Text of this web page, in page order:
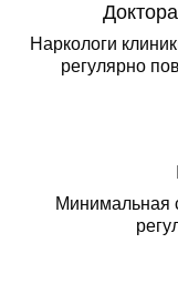
Наркологи
регулярно
Минимальная